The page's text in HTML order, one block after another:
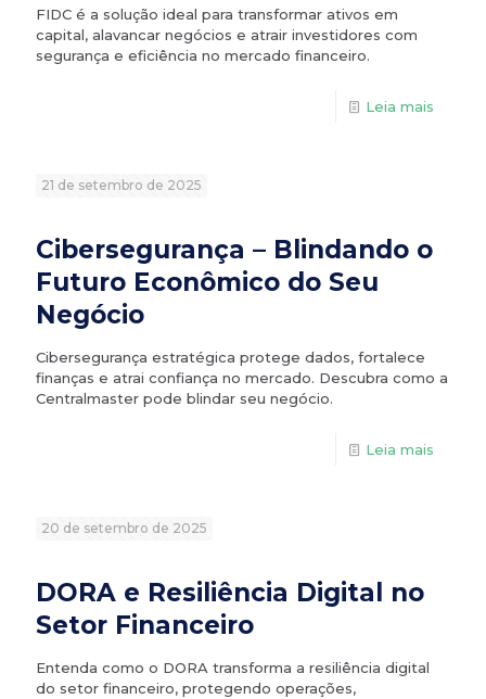
FIDC é a solução ideal para transformar ativos em
capital, alavancar negócios e atrair investidores com
segurança e eficiência no mercado financeiro.
Leia mais
21 de setembro de 2025
Cibersegurança – Blindando o
Futuro Econômico do Seu
Negócio
Cibersegurança estratégica protege dados, fortalece
finanças e atrai confiança no mercado. Descubra como a
Centralmaster pode blindar seu negócio.
Leia mais
20 de setembro de 2025
DORA e Resiliência Digital no
Setor Financeiro
Entenda como o DORA transforma a resiliência digital
do setor financeiro, protegendo operações,